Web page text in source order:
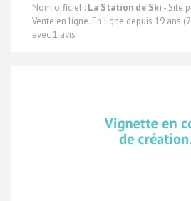
Nom officiel : La Station de Ski - Site
Vente en ligne. En ligne depuis 19 ans
avec 1 avis